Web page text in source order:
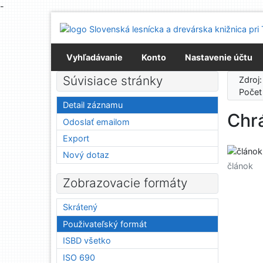
-
Prejsť na menu
Prehlásenie o webovej prístupnosti
Vyhľadávanie
Konto Nastavenie účtu
článok
Súvisiace stránky
Detail záznamu
Odoslať emailom
Export
Nový dotaz
Zobrazovacie formáty
Skrátený
Použivateľský formát
ISBD všetko
ISO 690